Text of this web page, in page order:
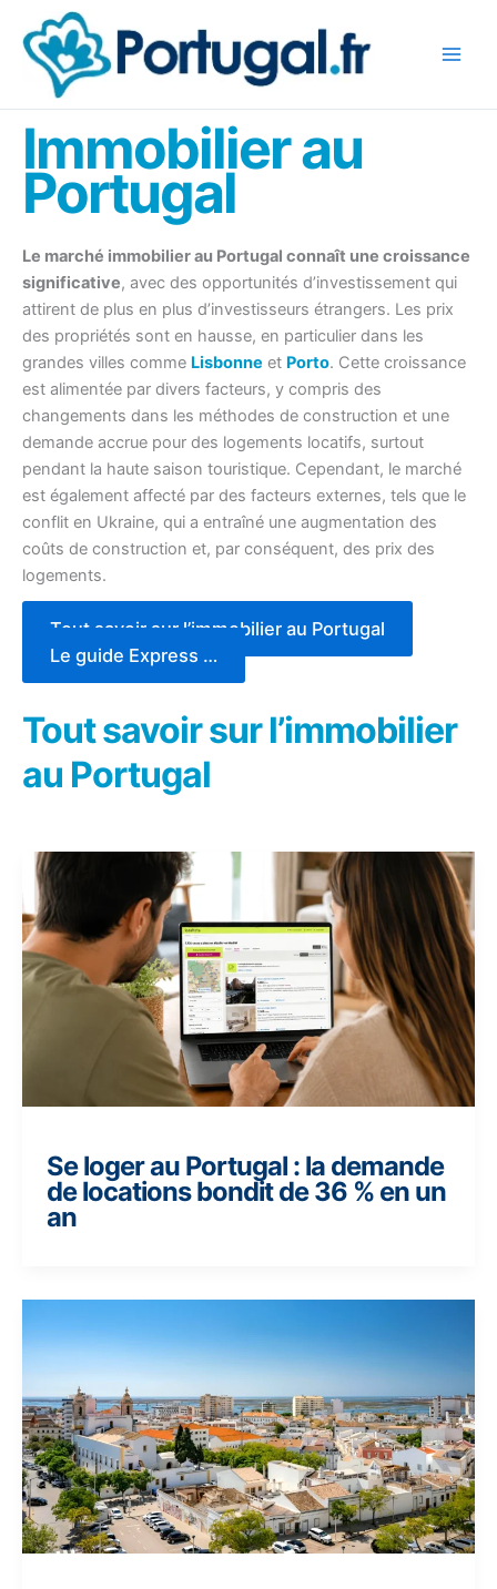
contenu
Immobilier au
Portugal
Le marché immobilier au Portugal connaît une croissance
significative, avec des opportunités d’investissement qui
attirent de plus en plus d’investisseurs étrangers. Les prix
des propriétés sont en hausse, en particulier dans les
grandes villes comme Lisbonne et Porto. Cette croissance
est alimentée par divers facteurs, y compris des
changements dans les méthodes de construction et une
demande accrue pour des logements locatifs, surtout
pendant la haute saison touristique. Cependant, le marché
est également affecté par des facteurs externes, tels que le
conflit en Ukraine, qui a entraîné une augmentation des
coûts de construction et, par conséquent, des prix des
logements.
Tout savoir sur l’immobilier au Portugal
Le guide Express …
Tout savoir sur l’immobilier
au Portugal
Se loger au Portugal : la demande
de locations bondit de 36 % en un
an